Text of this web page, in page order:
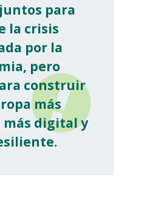
para
la crisis
por la
pero
construir
más
digital y